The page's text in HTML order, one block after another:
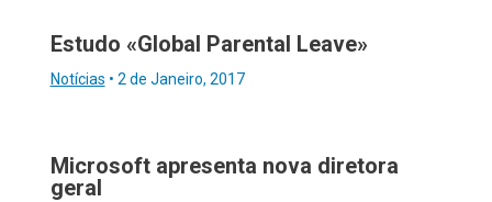
Estudo «Global Parental Leave»
Notícias • 2 de Janeiro, 2017
Microsoft apresenta nova diretora
geral